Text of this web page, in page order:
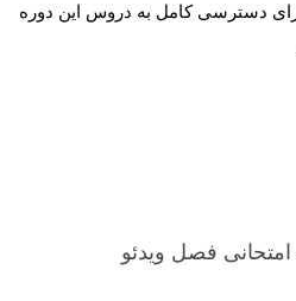
دسترسی کامل به دروس این دوره
فصل ویدئو